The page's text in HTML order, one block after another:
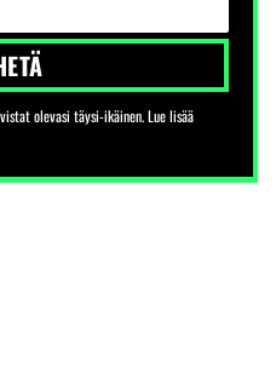
olevasi täysi-ikäinen. Lue lisää